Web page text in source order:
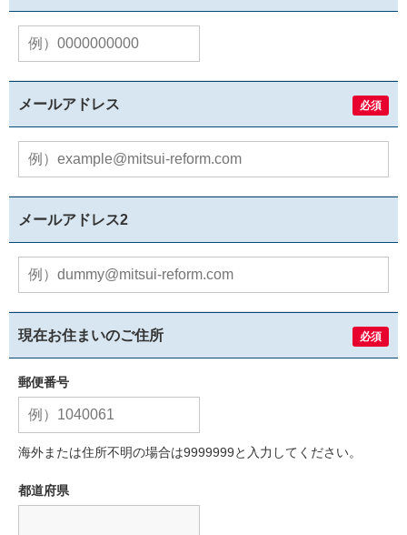
メールアドレス 必須
メールアドレス2
現在お住まいのご住所 必須
郵便番号
海外または住所不明の場合は9999999と入力してください。
都道府県